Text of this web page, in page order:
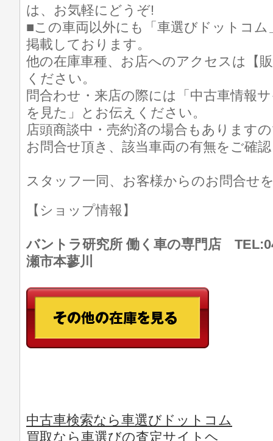
は、お気軽にどうぞ!
■この車両以外にも「車選びドットコ
掲載しております。
他の在庫車種、お店へのアクセスは【
ください。
問合わせ・来店の際には「中古車情報
を見た」とお伝えください。
店頭商談中・売約済の場合もあります
お問合せ頂き、該当車両の有無をご確
スタッフ一同、お客様からのお問合せ
【ショップ情報】
バントラ研究所 働く車の専門店
瀬市本蓼川
中古車検索なら車選びドットコム
買取なら車選びの査定サイトヘ